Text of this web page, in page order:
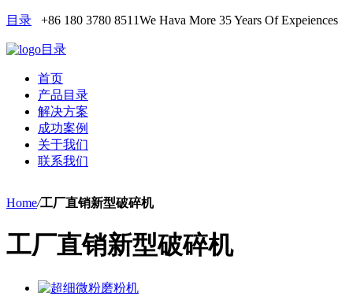
目录 +86 180 3780 8511We Hava More 35 Years Of Expeiences
目录
首页
产品目录
解决方案
成功案例
关于我们
联系我们
Home/工厂直销新型破碎机
工厂直销新型破碎机